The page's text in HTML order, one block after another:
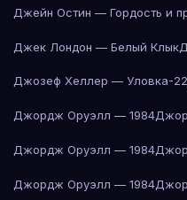
Джейн Остин — Гордость и
Джек Лондон — Белый Клык
Джозеф Хеллер — Уловка-22
Джордж Оруэлл — 1984
Джордж Оруэлл — 1984
Джордж Оруэлл — 1984